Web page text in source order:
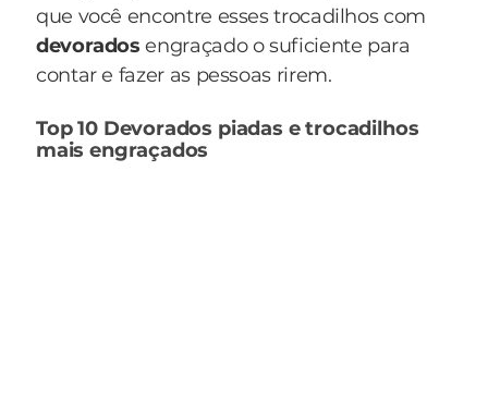
que você encontre esses trocadilhos com
devoradosengraçado o suficiente para
contar e fazer as pessoas rirem.
Top 10 Devorados piadas e trocadilhos
mais engraçados